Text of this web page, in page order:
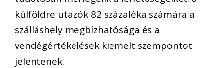
külföldre utazók 82 százaléka számára a
szálláshely megbízhatósága és a
vendégértékelések kiemelt szempontot
jelentenek.